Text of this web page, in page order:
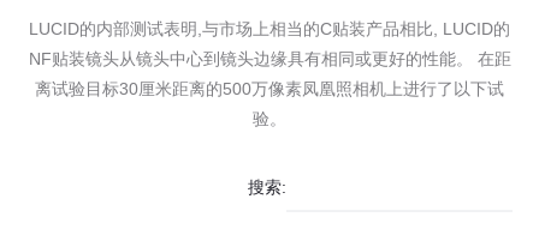
LUCID的内部测试表明,与市场上相当的C贴装产品相比, LUCID的
NF贴装镜头从镜头中心到镜头边缘具有相同或更好的性能。 在距
离试验目标30厘米距离的500万像素凤凰照相机上进行了以下试
验。
搜索: